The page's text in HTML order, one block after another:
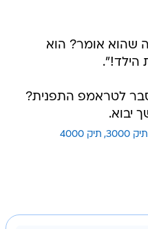
שהוא אומר? הוא
הילד!".
לטראמפ התפנית?
יבוא.
תיק 3000 תיק 4000